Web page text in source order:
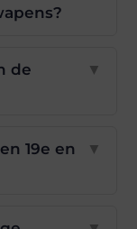
de
▼
19e en
▼